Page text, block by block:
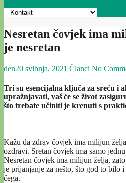
Nesretan čovjek ima
je nesretan
den20 svibnja, 2021 Članci No
Tri su esencijalna ključa za sreću i
upražnjavati, vaš će se život
što trebate učiniti je krenuti s
Kažu da zdrav čovjek ima milijun
ozdravi. Sretan čovjek ima samo
Nesretan čovjek ima milijun želja,
je prijanjanje za nešto, što god to bilo
čega.